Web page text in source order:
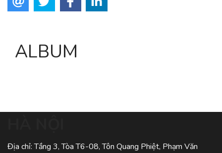
ALBUM
Địa chỉ: Tầng 3, Tòa T6-08, Tôn Quang Phiệt, Phạm Văn